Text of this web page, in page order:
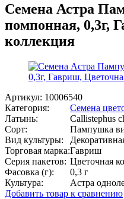
Семена Астра
помпонная, 0,3г,
коллекция
Артикул: 10006540
Категория:
Семена
Латынь:
Callistephus
Сорт:
Пампушка
Вид культуры:
Торговая марка:Гавриш
Серия пакетов: Цветочная
Фасовка (г):
0,3 г
Культура:
Астра
Добавить товар к сравнению